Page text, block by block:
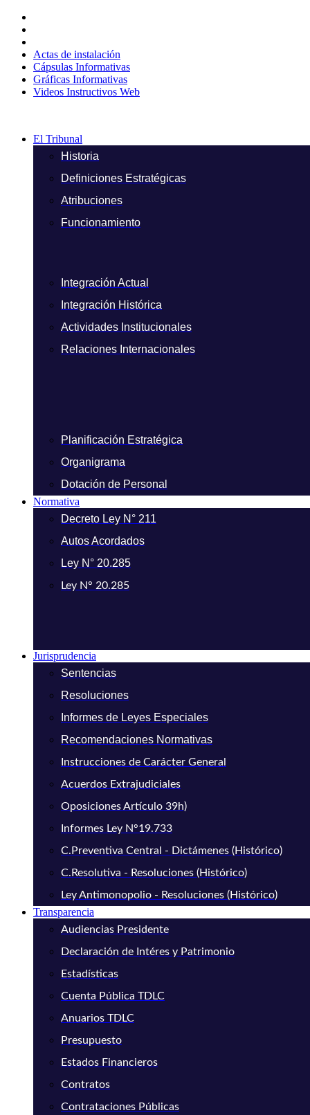
contenido
Actas de instalación
Cápsulas Informativas
Gráficas Informativas
Videos Instructivos Web
El Tribunal
Historia
Definiciones Estratégicas
Atribuciones
Funcionamiento
Integración Actual
Integración Histórica
Actividades Institucionales
Relaciones Internacionales
Planificación Estratégica
Organigrama
Dotación de Personal
Normativa
Decreto Ley N° 211
Autos Acordados
Ley N° 20.285
Ley N° 20.285
Jurisprudencia
Sentencias
Resoluciones
Informes de Leyes Especiales
Recomendaciones Normativas
Instrucciones de Carácter General
Acuerdos Extrajudiciales
Oposiciones Artículo 39h)
Informes Ley N°19.733
C.Preventiva Central - Dictámenes (Histórico)
C.Resolutiva - Resoluciones (Histórico)
Ley Antimonopolio - Resoluciones (Histórico)
Transparencia
Audiencias Presidente
Declaración de Intéres y Patrimonio
Estadísticas
Cuenta Pública TDLC
Anuarios TDLC
Presupuesto
Estados Financieros
Contratos
Contrataciones Públicas